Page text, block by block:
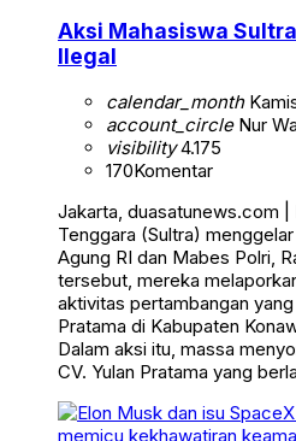
Aksi Mahasiswa
Ilegal
calendar_month
account_circleNur
visibility4.175
170Komentar
Jakarta, duasatunews.com |
Tenggara (Sultra)
Agung RI dan Mabes Polri,
tersebut, mereka
aktivitas pertambangan
Pratama di Kabupaten
Dalam aksi itu, massa
CV. Yulan Pratama yang